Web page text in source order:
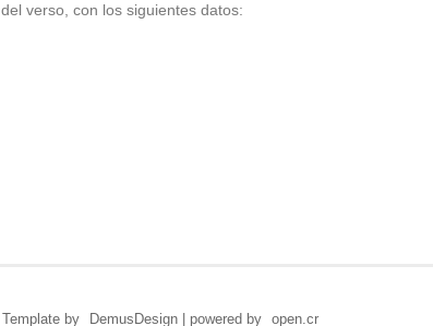
verso, con los siguientes datos:
by DemusDesign| powered by open.cr